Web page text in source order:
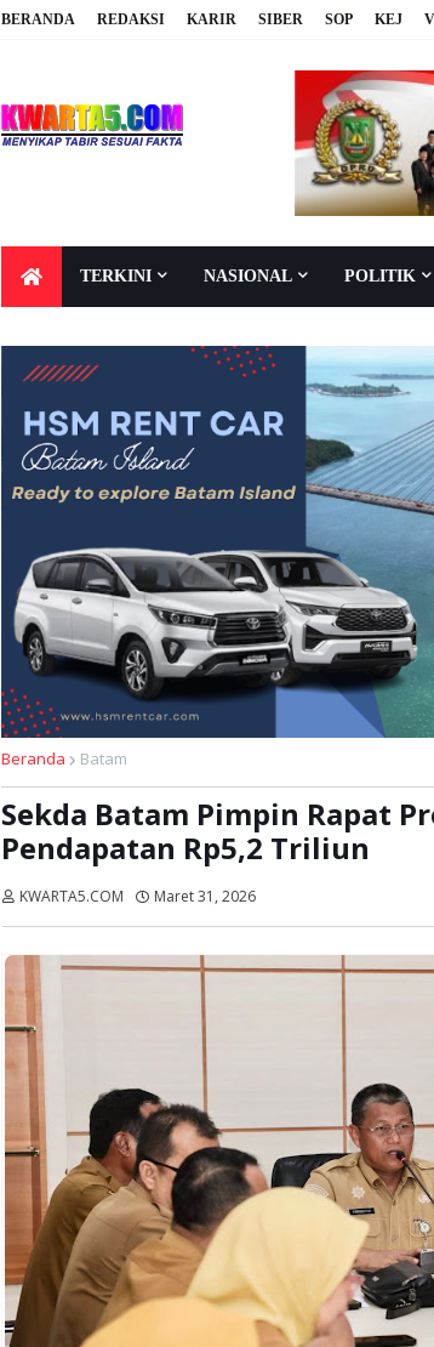
BERANDA REDAKSI KARIR SIBER SOP KEJ
TERKINI NASIONAL POLITIK
Beranda Batam
Sekda Batam Pimpin Rapat
Pendapatan Rp5,2 Triliun
KWARTA5.COM Maret 31, 2026